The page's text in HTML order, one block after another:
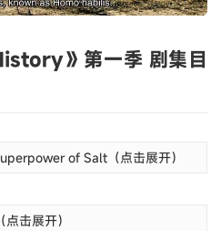
》第一季 剧集目
of Salt（点击展开）
击展开）